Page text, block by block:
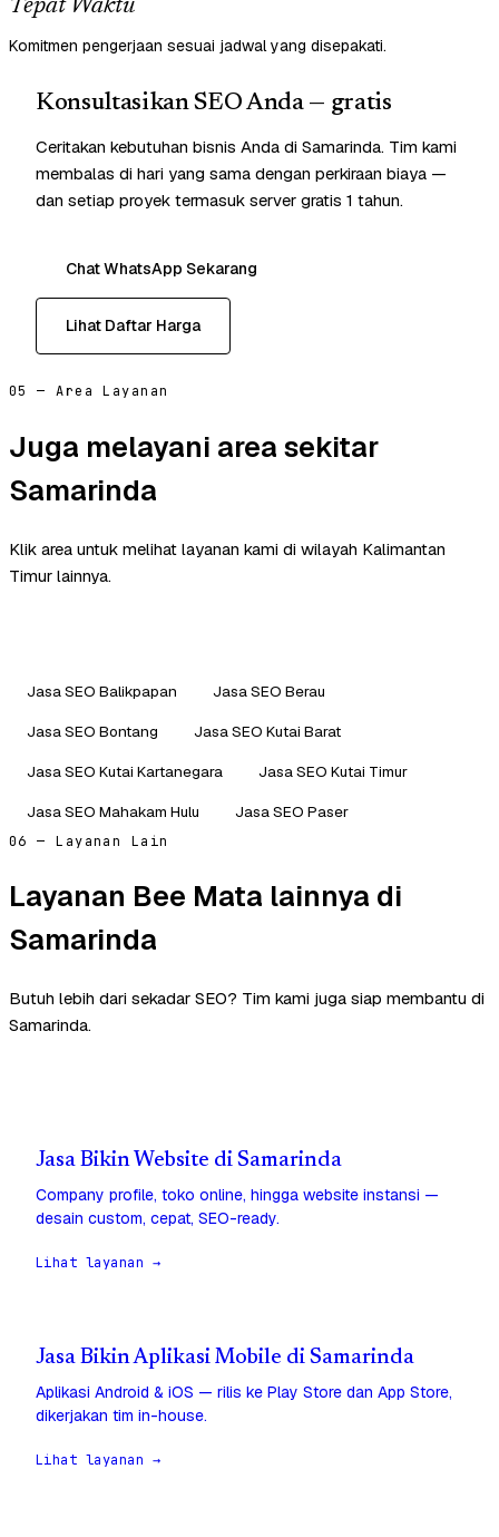
Tepat Waktu
Komitmen pengerjaan sesuai jadwal yang disepakati.
Konsultasikan SEO Anda — gratis
Ceritakan kebutuhan bisnis Anda di Samarinda. Tim kami
membalas di hari yang sama dengan perkiraan biaya —
dan setiap proyek termasuk server gratis 1 tahun.
Chat WhatsApp Sekarang
Lihat Daftar Harga
05 — Area Layanan
Juga melayani area sekitar
Samarinda
Klik area untuk melihat layanan kami di wilayah Kalimantan
Timur lainnya.
Jasa SEO Balikpapan
Jasa SEO Berau
Jasa SEO Bontang
Jasa SEO Kutai Barat
Jasa SEO Kutai Kartanegara
Jasa SEO Kutai Timur
Jasa SEO Mahakam Hulu
Jasa SEO Paser
06 — Layanan Lain
Layanan Bee Mata lainnya di
Samarinda
Butuh lebih dari sekadar SEO? Tim kami juga siap membantu di
Samarinda.
Jasa Bikin Website di Samarinda
Company profile, toko online, hingga website instansi —
desain custom, cepat, SEO-ready.
Lihat layanan →
Jasa Bikin Aplikasi Mobile di Samarinda
Aplikasi Android & iOS — rilis ke Play Store dan App Store,
dikerjakan tim in-house.
Lihat layanan →